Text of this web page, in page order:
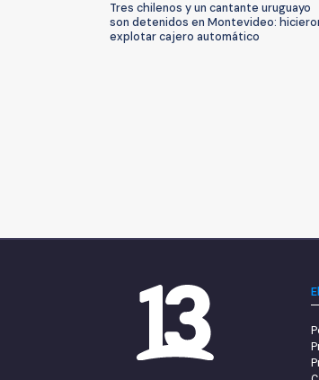
Tres chilenos y un cantante uruguayo
son detenidos en Montevideo:
explotar cajero automático